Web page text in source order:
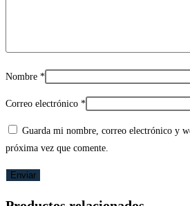
Nombre *
Correo electrónico *
Guarda mi nombre, correo electrónico y
próxima vez que comente.